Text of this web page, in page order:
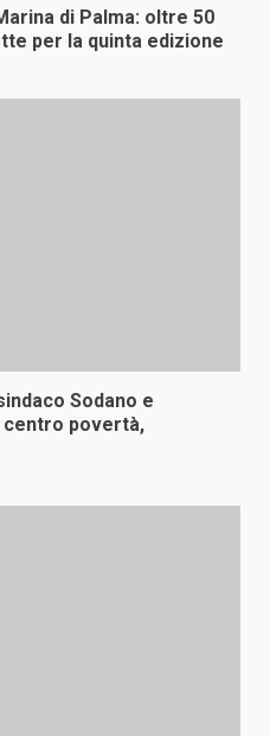
di Palma: oltre 50
per la quinta edizione
Sodano e
centro povertà,